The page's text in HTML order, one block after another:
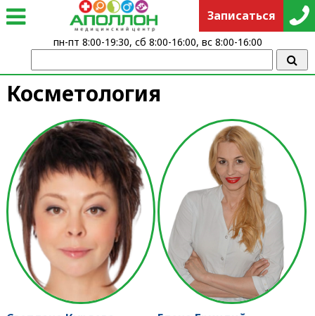
Косметология
Записаться
пн-пт 8:00-19:30, сб 8:00-16:00, вс 8:00-16:00